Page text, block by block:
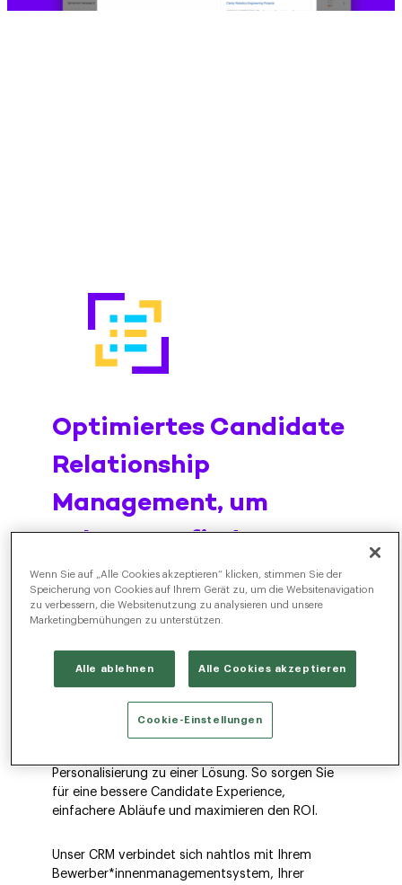
Optimiertes Candidate
Relationship
Management, um
Talente zu finden,
anzusprechen und zu
gewinnen
wie Recruiter*innen ihre Pipelines aufbauen. Sie
verbindet KI-gestützte Automatisierung,
Personalisierung zu einer Lösung. So sorgen Sie
für eine bessere Candidate Experience,
einfachere Abläufe und maximieren den ROI.
Unser CRM verbindet sich nahtlos mit Ihrem
Bewerber*innenmanagementsystem, Ihrer
Wenn Sie auf „Alle Cookies akzeptieren“ klicken, stimmen Sie der
Speicherung von Cookies auf Ihrem Gerät zu, um die Websitenavigation
zu verbessern, die Websitenutzung zu analysieren und unsere
Marketingbemühungen zu unterstützen.
Alle ablehnen Alle Cookies akzeptieren
Cookie-Einstellungen